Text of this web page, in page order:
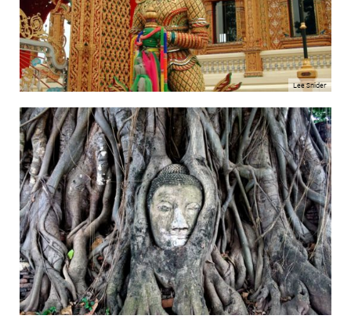
Lee Snider